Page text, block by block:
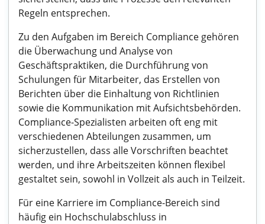
Regeln entsprechen.
Zu den Aufgaben im Bereich Compliance gehören
die Überwachung und Analyse von
Geschäftspraktiken, die Durchführung von
Schulungen für Mitarbeiter, das Erstellen von
Berichten über die Einhaltung von Richtlinien
sowie die Kommunikation mit Aufsichtsbehörden.
Compliance-Spezialisten arbeiten oft eng mit
verschiedenen Abteilungen zusammen, um
sicherzustellen, dass alle Vorschriften beachtet
werden, und ihre Arbeitszeiten können flexibel
gestaltet sein, sowohl in Vollzeit als auch in Teilzeit.
Für eine Karriere im Compliance-Bereich sind
häufig ein Hochschulabschluss in